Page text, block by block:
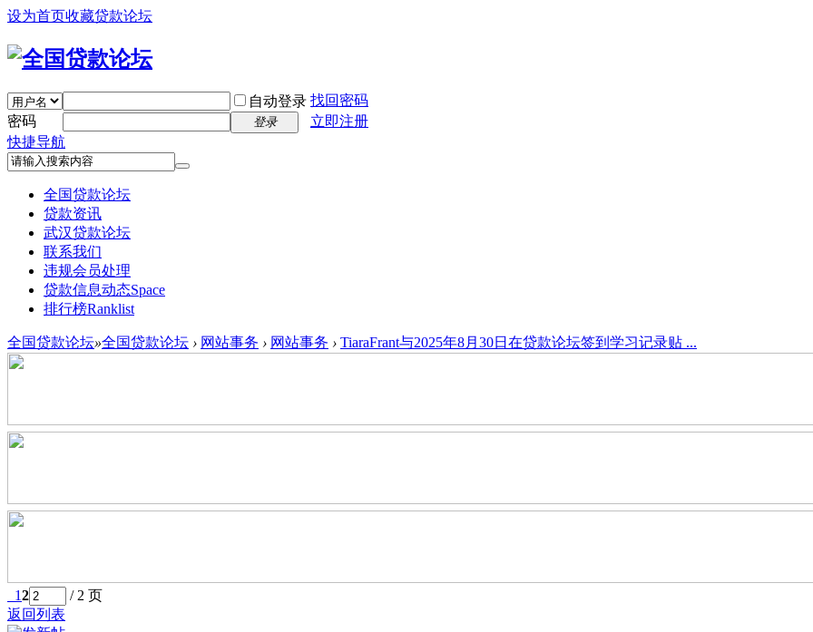
设为首页收藏贷款论坛
自动登录 找回密码
密码
登录
立即注册
快捷导航
全国贷款论坛
贷款资讯
武汉贷款论坛
联系我们
违规会员处理
贷款信息动态Space
排行榜Ranklist
全国贷款论坛»全国贷款论坛 › 网站事务 › 网站事务 › TiaraFrant与2025年8月30日在贷款论坛签到学习记录贴 ...
12
/ 2 页
返回列表